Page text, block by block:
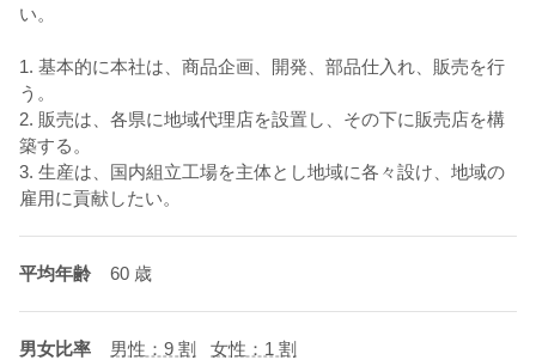
い。
1. 基本的に本社は、商品企画、開発、部品仕入れ、販売を行
う。
2. 販売は、各県に地域代理店を設置し、その下に販売店を構
築する。
3. 生産は、国内組立工場を主体とし地域に各々設け、地域の
雇用に貢献したい。
平均年齢 60 歳
男女比率 男性：9 割 女性：1 割